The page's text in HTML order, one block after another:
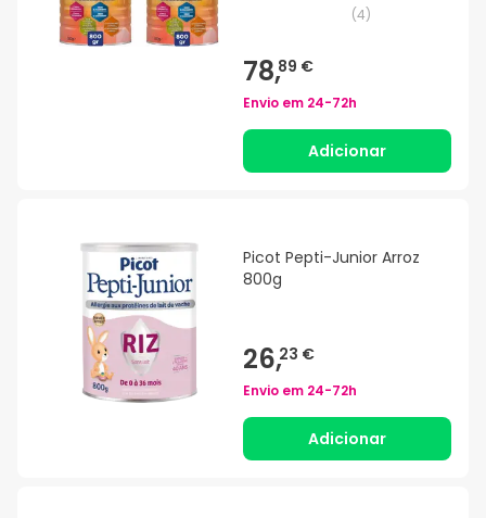
(4)
78,89 €
Envio em 24-72h
Adicionar
Picot Pepti-Junior Arroz
800g
26,23 €
Envio em 24-72h
Adicionar